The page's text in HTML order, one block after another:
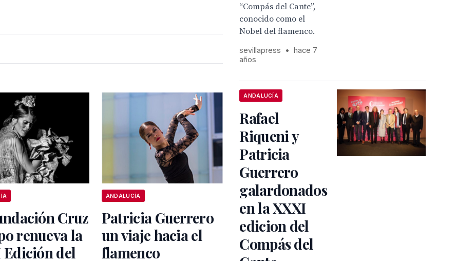
Cruz
renueva la
Edición del
ANDALUCÍA
Patricia Guerrero
un viaje hacia el
flamenco
“Compás del Cante”,
conocido como el
Nobel del flamenco.
sevillapress •
hace 7
años
ANDALUCÍA
Rafael
Riqueni y
Patricia
Guerrero
galardonados
en la XXXI
edicion del
Compás del